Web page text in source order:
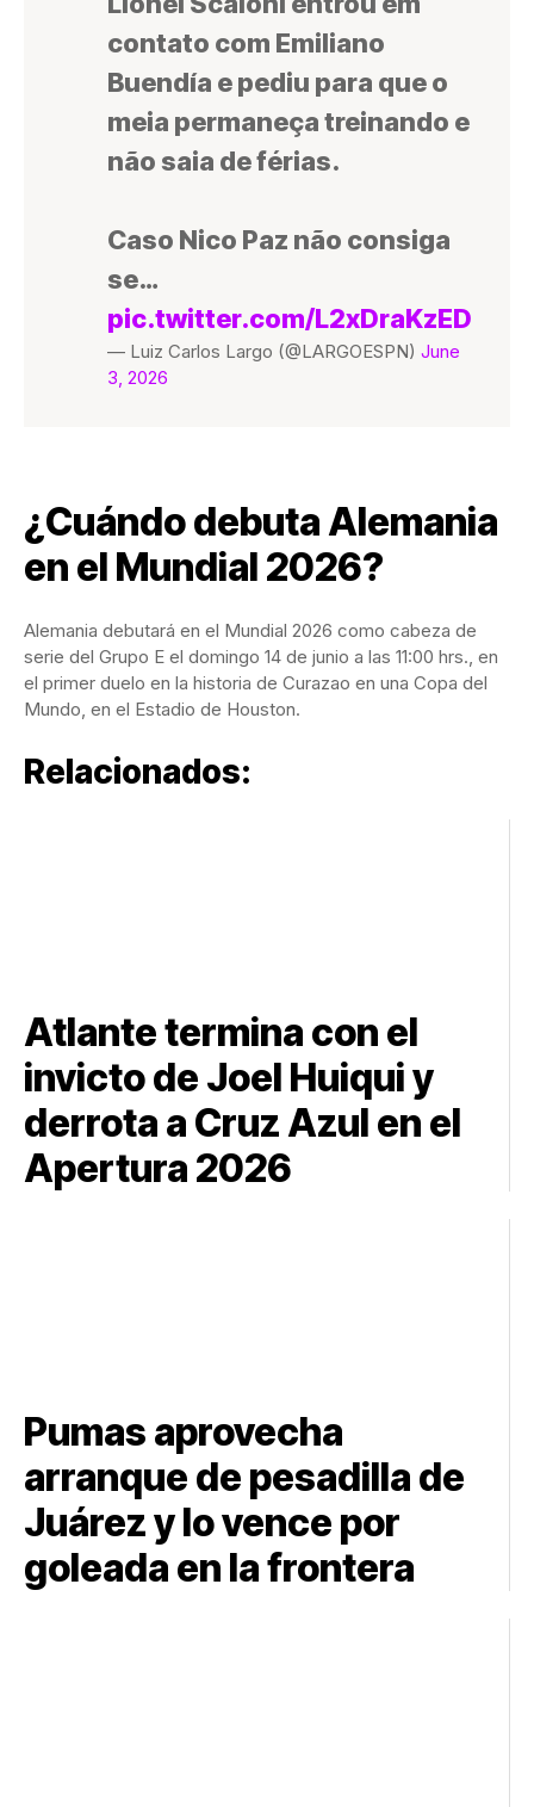
contato com Emiliano
Buendía e pediu para que o
meia permaneça treinando e
não saia de férias.
Caso Nico Paz não consiga
se…
pic.twitter.com/L2xDraKzED
— Luiz Carlos Largo (@LARGOESPN) June
3, 2026
¿Cuándo debuta Alemania
en el Mundial 2026?
Alemania debutará en el Mundial 2026 como cabeza de
serie del Grupo E el domingo 14 de junio a las 11:00 hrs., en
el primer duelo en la historia de Curazao en una Copa del
Mundo, en el Estadio de Houston.
Relacionados:
Atlante termina con el
invicto de Joel Huiqui y
derrota a Cruz Azul en el
Apertura 2026
Pumas aprovecha
arranque de pesadilla de
Juárez y lo vence por
goleada en la frontera